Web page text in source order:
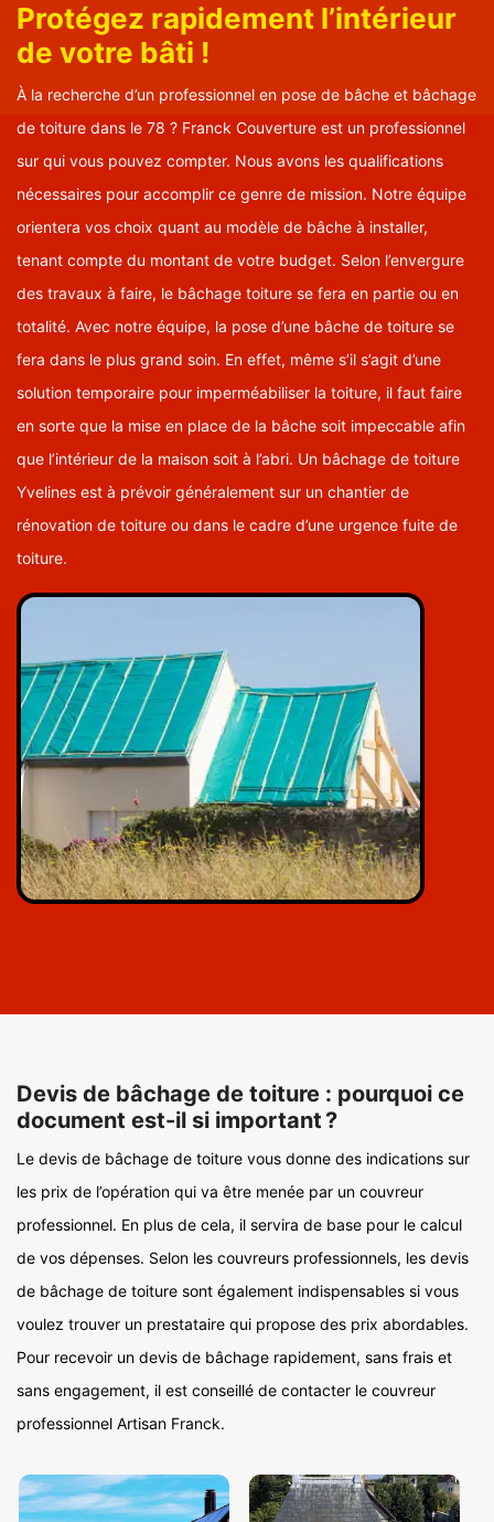
Protégez rapidement l’intérieur
de votre bâti !
À la recherche d’un professionnel en pose de bâche et bâchage
de toiture dans le 78 ? Franck Couverture est un professionnel
sur qui vous pouvez compter. Nous avons les qualifications
nécessaires pour accomplir ce genre de mission. Notre équipe
orientera vos choix quant au modèle de bâche à installer,
tenant compte du montant de votre budget. Selon l’envergure
des travaux à faire, le bâchage toiture se fera en partie ou en
totalité. Avec notre équipe, la pose d’une bâche de toiture se
fera dans le plus grand soin. En effet, même s’il s’agit d’une
solution temporaire pour imperméabiliser la toiture, il faut faire
en sorte que la mise en place de la bâche soit impeccable afin
que l’intérieur de la maison soit à l’abri. Un bâchage de toiture
Yvelines est à prévoir généralement sur un chantier de
rénovation de toiture ou dans le cadre d’une urgence fuite de
toiture.
Devis de bâchage de toiture : pourquoi ce
document est-il si important ?
Le devis de bâchage de toiture vous donne des indications sur
les prix de l’opération qui va être menée par un couvreur
professionnel. En plus de cela, il servira de base pour le calcul
de vos dépenses. Selon les couvreurs professionnels, les devis
de bâchage de toiture sont également indispensables si vous
voulez trouver un prestataire qui propose des prix abordables.
Pour recevoir un devis de bâchage rapidement, sans frais et
sans engagement, il est conseillé de contacter le couvreur
professionnel Artisan Franck.